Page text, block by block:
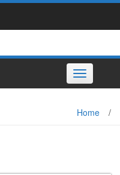
Toggle
navigation
Home /